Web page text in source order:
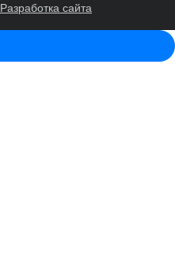
Разработка сайта